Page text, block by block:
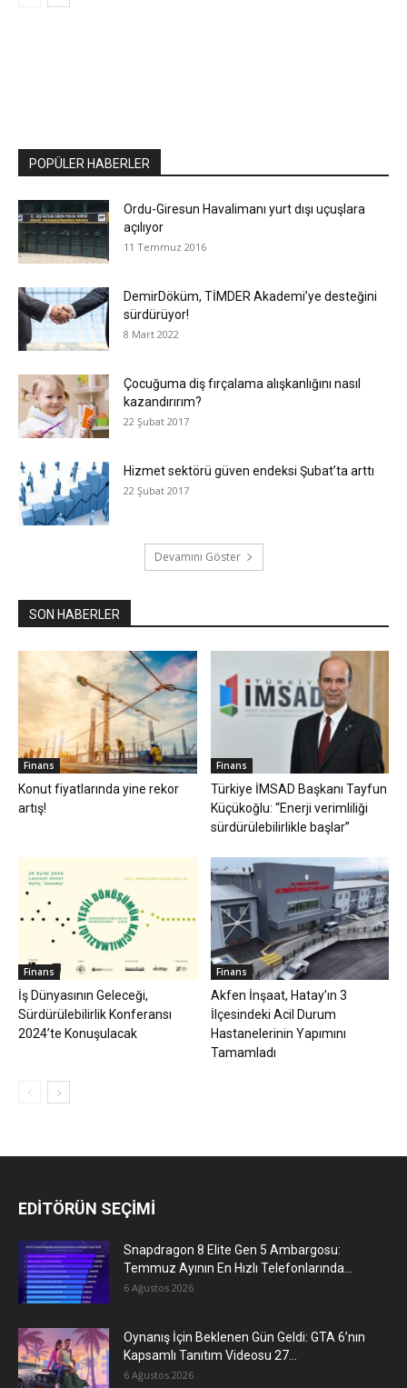
POPÜLER HABERLER
Ordu-Giresun Havalimanı yurt dışı uçuşlara
açılıyor
11 Temmuz 2016
DemirDöküm, TİMDER Akademi’ye desteğini
sürdürüyor!
8 Mart 2022
Çocuğuma diş fırçalama alışkanlığını nasıl
kazandırırım?
22 Şubat 2017
Hizmet sektörü güven endeksi Şubat’ta arttı
22 Şubat 2017
Devamını Göster
SON HABERLER
Finans
Konut fiyatlarında yine rekor
artış!
Finans
Türkiye İMSAD Başkanı Tayfun
Küçükoğlu: “Enerji verimliliği
sürdürülebilirlikle başlar”
Finans
İş Dünyasının Geleceği,
Sürdürülebilirlik Konferansı
2024’te Konuşulacak
Finans
Akfen İnşaat, Hatay’ın 3
İlçesindeki Acil Durum
Hastanelerinin Yapımını
Tamamladı
EDİTÖRÜN SEÇİMİ
Snapdragon 8 Elite Gen 5 Ambargosu:
Temmuz Ayının En Hızlı Telefonlarında...
6 Ağustos 2026
Oynanış İçin Beklenen Gün Geldi: GTA 6’nın
Kapsamlı Tanıtım Videosu 27...
6 Ağustos 2026